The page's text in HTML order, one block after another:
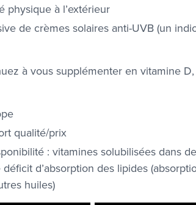
physique à l’extérieur
de crèmes solaires anti-UVB (un
à vous supplémenter en vitamine
qualité/prix
: vitamines solubilisées dans
d’absorption des lipides
huiles)